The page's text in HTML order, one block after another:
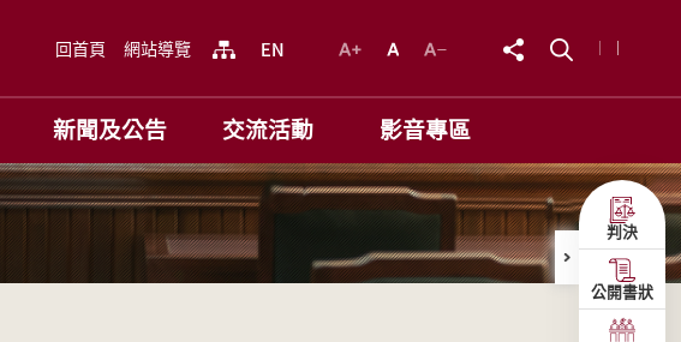
回首頁 網站導覽
新聞及公告 交流活動 影音專區
判決
公開書狀